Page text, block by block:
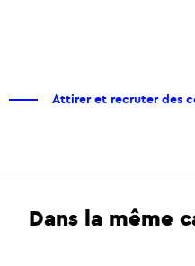
Attirer et recruter des
Dans la même